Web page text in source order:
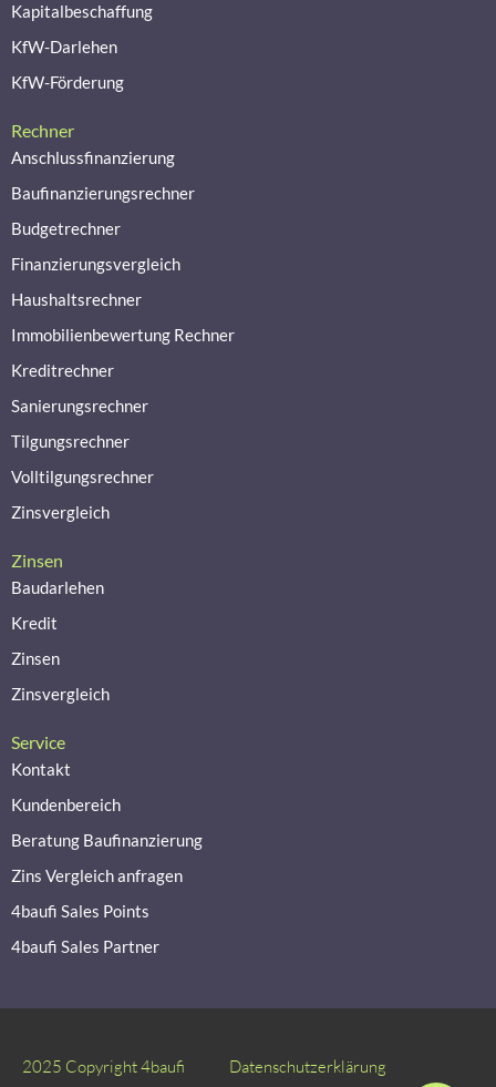
Kapitalbeschaffung
KfW-Darlehen
KfW-Förderung
Rechner
Anschlussfinanzierung
Baufinanzierungsrechner
Budgetrechner
Finanzierungsvergleich
Haushaltsrechner
Immobilienbewertung Rechner
Kreditrechner
Sanierungsrechner
Tilgungsrechner
Volltilgungsrechner
Zinsvergleich
Zinsen
Baudarlehen
Kredit
Zinsen
Zinsvergleich
Service
Kontakt
Kundenbereich
Beratung Baufinanzierung
Zins Vergleich anfragen
4baufi Sales Points
4baufi Sales Partner
2025 Copyright 4baufi Datenschutzerklärung